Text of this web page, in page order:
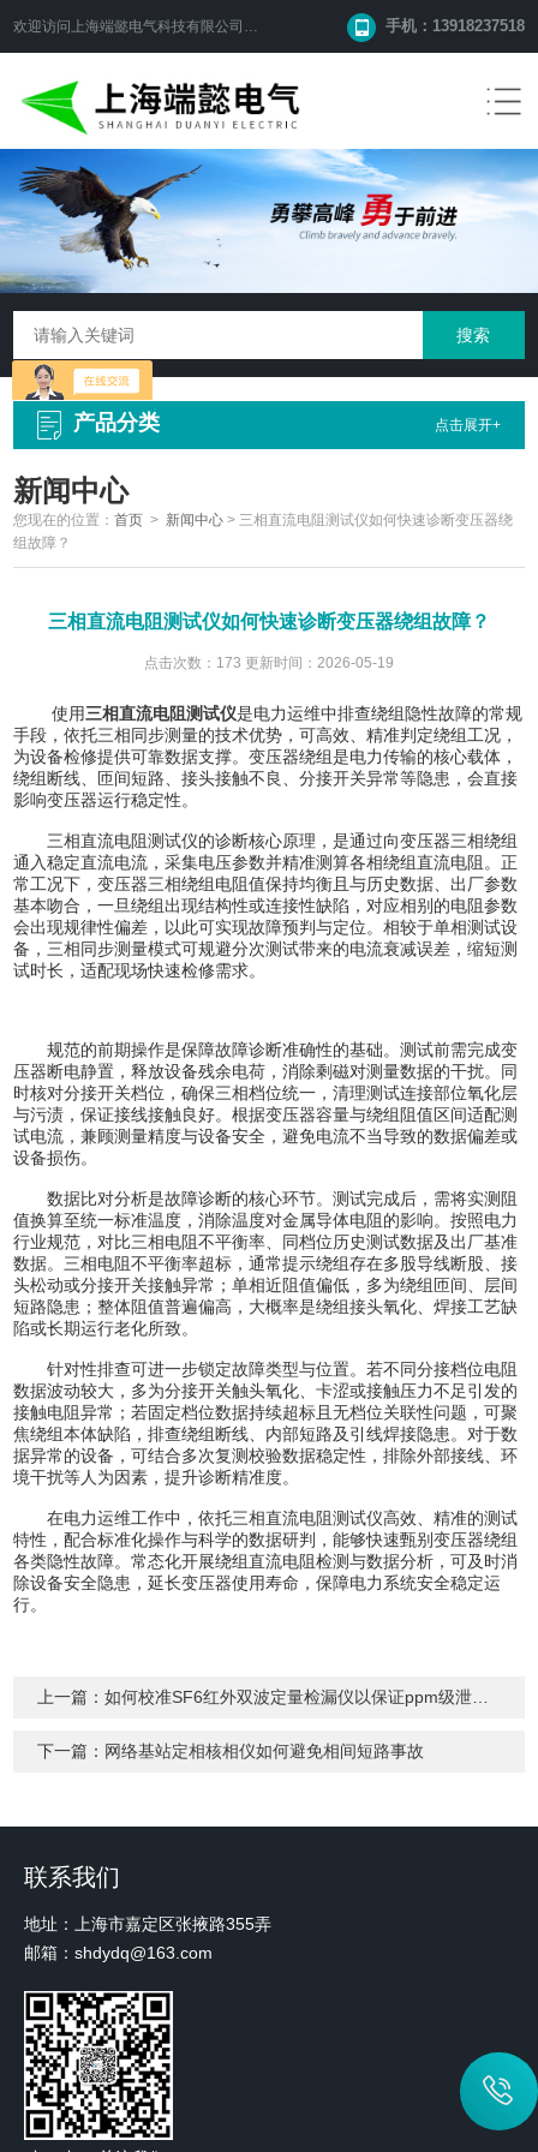
欢迎访问 上海端懿电气科技有限公司 网站！ 手机：13918237518
产品分类 点击展开+
新闻中心
您现在的位置：首页 > 新闻中心 > 三相直流电阻测试仪如何快速诊断变压器绕
组故障？
三相直流电阻测试仪如何快速诊断变压器绕组故障？
点击次数：173 更新时间：2026-05-19
使用三相直流电阻测试仪是电力运维中排查绕组隐性故障的常规
手段，依托三相同步测量的技术优势，可高效、精准判定绕组工况，
为设备检修提供可靠数据支撑。变压器绕组是电力传输的核心载体，
绕组断线、匝间短路、接头接触不良、分接开关异常等隐患，会直接
影响变压器运行稳定性。
三相直流电阻测试仪的诊断核心原理，是通过向变压器三相绕组
通入稳定直流电流，采集电压参数并精准测算各相绕组直流电阻。正
常工况下，变压器三相绕组电阻值保持均衡且与历史数据、出厂参数
基本吻合，一旦绕组出现结构性或连接性缺陷，对应相别的电阻参数
会出现规律性偏差，以此可实现故障预判与定位。相较于单相测试设
备，三相同步测量模式可规避分次测试带来的电流衰减误差，缩短测
试时长，适配现场快速检修需求。
规范的前期操作是保障故障诊断准确性的基础。测试前需完成变
压器断电静置，释放设备残余电荷，消除剩磁对测量数据的干扰。同
时核对分接开关档位，确保三相档位统一，清理测试连接部位氧化层
与污渍，保证接线接触良好。根据变压器容量与绕组阻值区间适配测
试电流，兼顾测量精度与设备安全，避免电流不当导致的数据偏差或
设备损伤。
数据比对分析是故障诊断的核心环节。测试完成后，需将实测阻
值换算至统一标准温度，消除温度对金属导体电阻的影响。按照电力
行业规范，对比三相电阻不平衡率、同档位历史测试数据及出厂基准
数据。三相电阻不平衡率超标，通常提示绕组存在多股导线断股、接
头松动或分接开关接触异常；单相近阻值偏低，多为绕组匝间、层间
短路隐患；整体阻值普遍偏高，大概率是绕组接头氧化、焊接工艺缺
陷或长期运行老化所致。
针对性排查可进一步锁定故障类型与位置。若不同分接档位电阻
数据波动较大，多为分接开关触头氧化、卡涩或接触压力不足引发的
接触电阻异常；若固定档位数据持续超标且无档位关联性问题，可聚
焦绕组本体缺陷，排查绕组断线、内部短路及引线焊接隐患。对于数
据异常的设备，可结合多次复测校验数据稳定性，排除外部接线、环
境干扰等人为因素，提升诊断精准度。
在电力运维工作中，依托三相直流电阻测试仪高效、精准的测试
特性，配合标准化操作与科学的数据研判，能够快速甄别变压器绕组
各类隐性故障。常态化开展绕组直流电阻检测与数据分析，可及时消
除设备安全隐患，延长变压器使用寿命，保障电力系统安全稳定运
行。
上一篇：如何校准SF6红外双波定量检漏仪以保证ppm级泄漏检测
下一篇： 网络基站定相核相仪如何避免相间短路事故
联系我们
地址：上海市嘉定区张掖路355弄
邮箱：shdydq@163.com